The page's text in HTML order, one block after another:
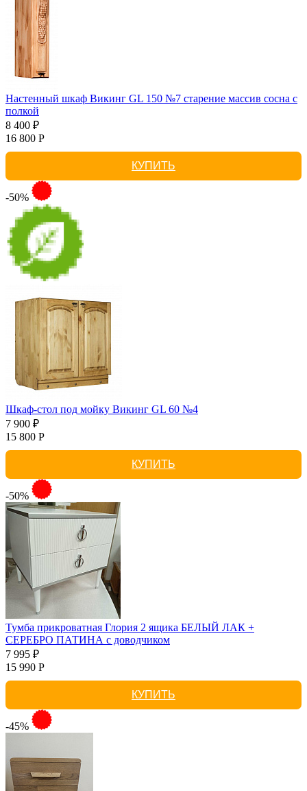
Настенный шкаф Викинг GL 150 №7 старение массив сосна с
полкой
8 400 ₽
16 800 Р
КУПИТЬ
-50%
Шкаф-стол под мойку Викинг GL 60 №4
7 900 ₽
15 800 Р
КУПИТЬ
-50%
Тумба прикроватная Глория 2 ящика БЕЛЫЙ ЛАК +
СЕРЕБРО ПАТИНА с доводчиком
7 995 ₽
15 990 Р
КУПИТЬ
-45%